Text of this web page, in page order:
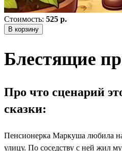
Стоимость: 525 р.
В корзину
Блестящие
Про что сценарий
сказки:
Пенсионерка Маркуша любила
улицу. По соседству с ней жил